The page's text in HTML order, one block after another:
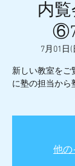
内
7月01日(
新しい教室をご
に塾の担当から
他の